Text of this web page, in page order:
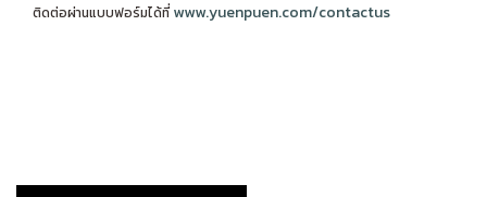
ติดต่อผ่านแบบฟอร์มได้ที่ www.yuenpuen.com/contactus